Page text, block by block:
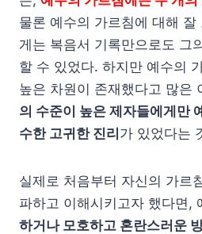
물론 예수의 가르침에 대해 잘
게는 복음서 기록만으로도 그
할 수 있었다. 하지만 예수의
높은 차원이 존재했다고 많은
의 수준이 높은 제자들에게만
수한 고귀한 진리가 있었다는
실제로 처음부터 자신의 가르
파하고 이해시키고자 했다면,
하거나 모호하고 혼란스러운